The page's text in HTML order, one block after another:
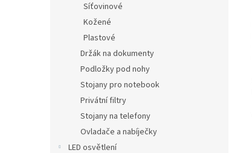
Síťovinové
Kožené
Plastové
Držák na dokumenty
Podložky pod nohy
Stojany pro notebook
Privátní filtry
Stojany na telefony
Ovladače a nabíječky
LED osvětlení